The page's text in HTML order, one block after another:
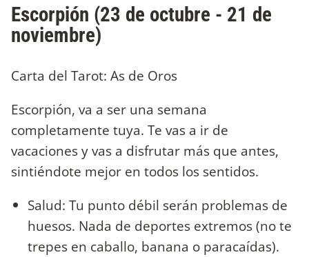
Escorpión (23 de octubre - 21 de
noviembre)
Carta del Tarot: As de Oros
Escorpión, va a ser una semana
completamente tuya. Te vas a ir de
vacaciones y vas a disfrutar más que antes,
sintiéndote mejor en todos los sentidos.
Salud: Tu punto débil serán problemas de
huesos. Nada de deportes extremos (no te
trepes en caballo, banana o paracaídas).